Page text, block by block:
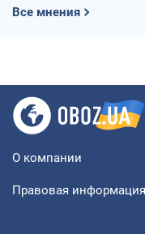
Все мнения
О компании
Правовая информация